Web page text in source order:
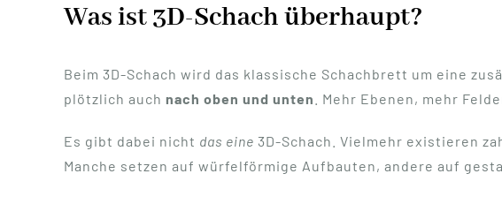
Was ist 3D-Schach überhaupt?
Beim 3D-Schach wird das klassische Schachbrett um eine
plötzlich auch nach oben und unten . Mehr Ebenen, mehr
Es gibt dabei nicht das eine 3D-Schach. Vielmehr existieren
Manche setzen auf würfelförmige Aufbauten, andere auf